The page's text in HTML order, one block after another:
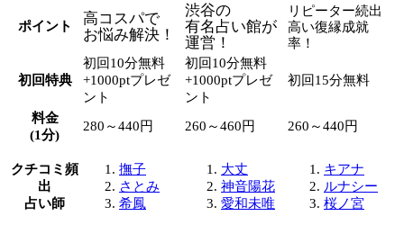
ポイント
高コスパで
お悩み解決！
渋谷の
有名占い館が
運営！
リピーター続出
高い復縁成就
率！
初回特典
初回10分無料
+1000ptプレゼ
ント
初回10分無料
+1000ptプレゼ
ント
初回15分無料
料金
(1分)
280～440円 260～460円 260～440円
クチコミ頻
出
占い師
撫子
さとみ
希鳳
大丈
神音陽花
愛和未唯
キアナ
ルナシー
桜ノ宮